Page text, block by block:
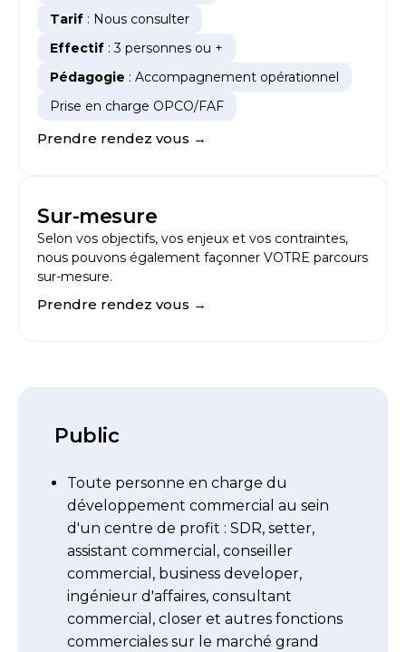
Tarif : Nous consulter
Effectif : 3 personnes ou +
Pédagogie : Accompagnement opérationnel
Prise en charge OPCO/FAF
Prendre rendez vous →
Sur-mesure
Selon vos objectifs, vos enjeux et vos contraintes,
nous pouvons également façonner VOTRE parcours
sur-mesure.
Prendre rendez vous →
Public
Toute personne en charge du
développement commercial au sein
d'un centre de profit : SDR, setter,
assistant commercial, conseiller
commercial, business developer,
ingénieur d'affaires, consultant
commercial, closer et autres fonctions
commerciales sur le marché grand